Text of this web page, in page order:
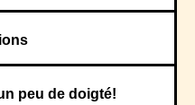
peu de doigté!